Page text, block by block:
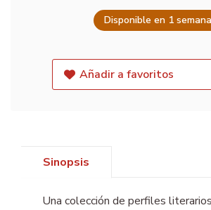
Disponible en 1 semana
Añadir a favoritos
Sinopsis
Una colección de perfiles